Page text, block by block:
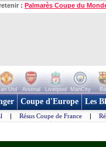
: Palmarès Coupe du
Utd Arsenal Liverpool ManCity
Coupe d'Europe Les
| Résus Coupe de France |